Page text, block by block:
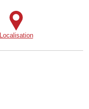
Localisation